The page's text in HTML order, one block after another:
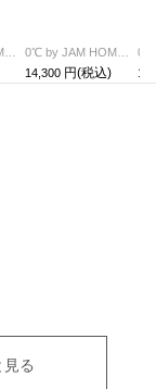
0℃ by JAM HOME MADE 安全ピン ネックレス シルバー S
0℃ by JAM HOME MADE 安全ピン ネックレス ゴールド S
14,300
る